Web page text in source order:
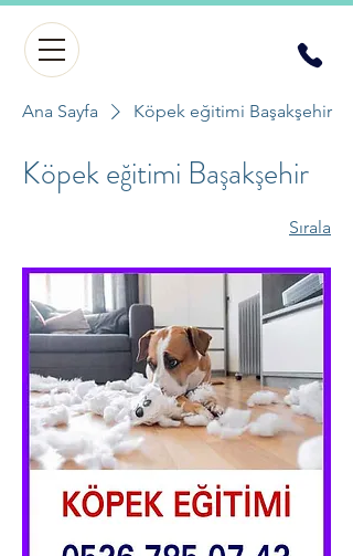
Ana Sayfa Köpek eğitimi Başakşehir
Köpek eğitimi Başakşehir
Sırala